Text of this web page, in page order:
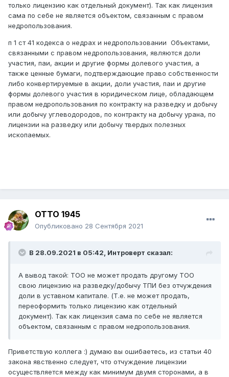
только лицензию как отдельный документ). Так как лицензия
сама по себе не является объектом, связанным с правом
недропользования.
п 1 ст 41 кодекса о недрах и недропользовании Объектами,
связанными с правом недропользования, являются доли
участия, паи, акции и другие формы долевого участия, а
также ценные бумаги, подтверждающие право собственности
либо конвертируемые в акции, доли участия, паи и другие
формы долевого участия в юридическом лице, обладающем
правом недропользования по контракту на разведку и добычу
или добычу углеводородов, по контракту на добычу урана, по
лицензии на разведку или добычу твердых полезных
ископаемых.
ОТТО 1945
Опубликовано 28 Сентября 2021
В 28.09.2021 в 05:42, Интроверт сказал:
А вывод такой: ТОО не может продать другому ТОО
свою лицензию на разведку/добычу ТПИ без отчуждения
доли в уставном капитале. (Т.е. не может продать,
переоформить только лицензию как отдельный
документ). Так как лицензия сама по себе не является
объектом, связанным с правом недропользования.
Приветствую коллега :) думаю вы ошибаетесь, из статьи 40
закона явственно следует, что отчуждение лицензии
осуществляется между как минимум двумя сторонами, а в